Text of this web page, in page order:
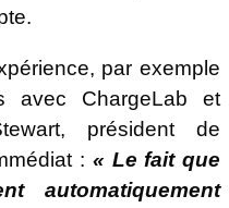
par exemple
avec ChargeLab et
président de
: « Le fait que
automatiquement